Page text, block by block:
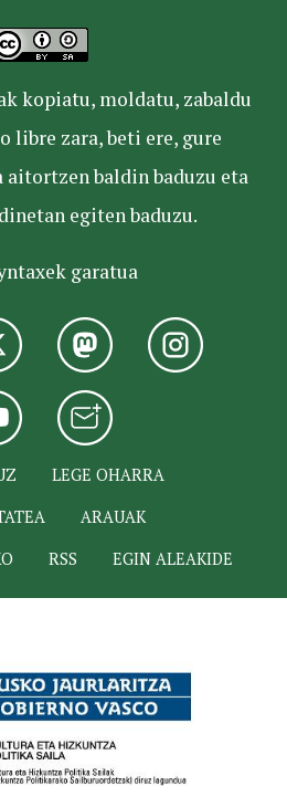
kopiatu, moldatu, zabaldu
libre zara, beti ere, gure
baldin baduzu eta
egiten baduzu.
garatua
LEGE OHARRA
ARAUAK
RSS EGIN ALEAKIDE